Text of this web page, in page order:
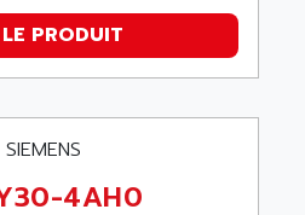
PRODUIT
4AH0